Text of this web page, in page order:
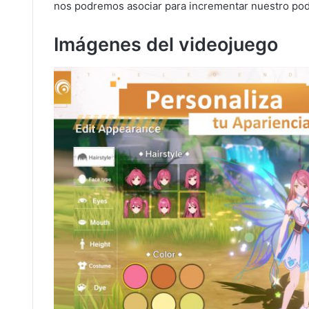
nos podremos asociar para incrementar nuestro
Imágenes del videojuego